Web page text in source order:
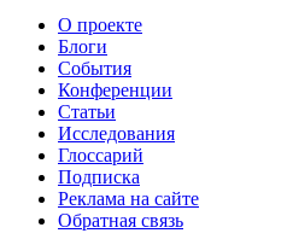
О проекте
Блоги
События
Конференции
Статьи
Исследования
Глоссарий
Подписка
Реклама на сайте
Обратная связь